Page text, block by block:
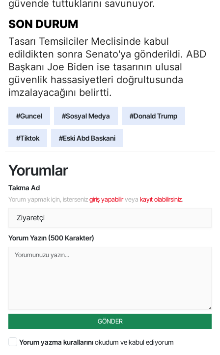
güvende tuttuklarını savunuyor.
SON DURUM
Tasarı Temsilciler Meclisinde kabul
edildikten sonra Senato'ya gönderildi. ABD
Başkanı Joe Biden ise tasarının ulusal
güvenlik hassasiyetleri doğrultusunda
imzalayacağını belirtti.
#Guncel #Sosyal Medya #Donald Trump
#Tiktok #Eski Abd Baskani
Yorumlar
Takma Ad
Yorum yapmak için, istersenizgiriş yapabilirveya kayıt olabilirsiniz.
Yorum Yazın (500 Karakter)
GÖNDER
Yorum yazma kurallarınıokudum ve kabul ediyorum